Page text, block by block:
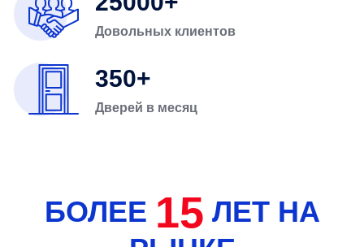
Довольных клиентов
350
Дверей в месяц
БОЛЕЕ 15 ЛЕТ НА